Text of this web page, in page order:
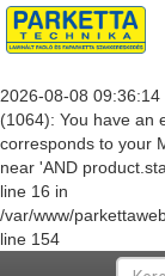
2026-08-08
(1064): You have an
corresponds to your
near 'AND
line 16 in
/var/www/
line 154